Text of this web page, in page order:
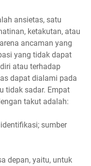
ansietas, satu
ketakutan, atau
ancaman yang
yang tidak dapat
atau terhadap
dapat dialami pada
tidak sadar. Empat
takut adalah:
sumber
depan, yaitu, untuk